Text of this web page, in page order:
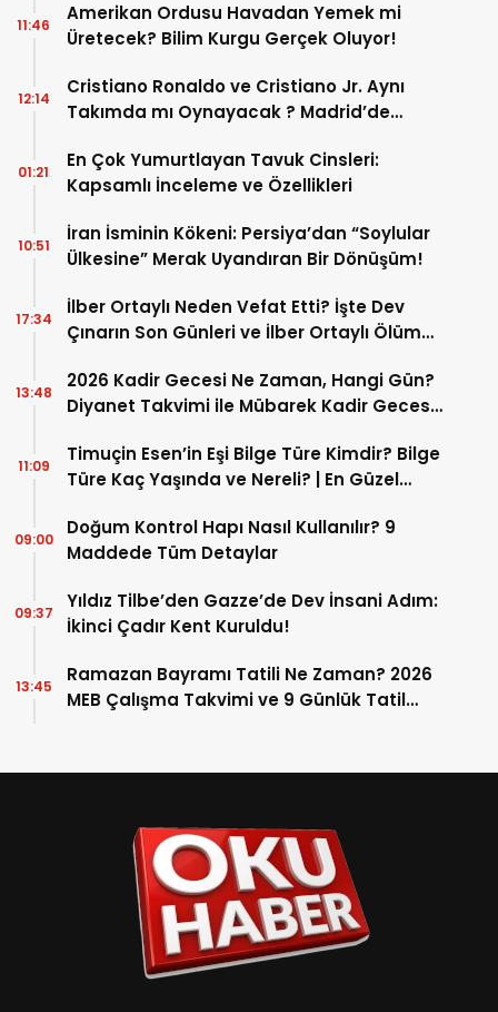
Amerikan Ordusu Havadan Yemek mi
Üretecek? Bilim Kurgu Gerçek Oluyor!
11:46
Cristiano Ronaldo ve Cristiano Jr. Aynı
Takımda mı Oynayacak ? Madrid’de
12:14
En Çok Yumurtlayan Tavuk Cinsleri:
Kapsamlı İnceleme ve Özellikleri
01:21
İran İsminin Kökeni: Persiya’dan “Soylular
Ülkesine” Merak Uyandıran Bir Dönüşüm!
10:51
İlber Ortaylı Neden Vefat Etti? İşte Dev
Çınarın Son Günleri ve İlber Ortaylı Ölüm
17:34
2026 Kadir Gecesi Ne Zaman, Hangi Gün?
Diyanet Takvimi ile Mübarek Kadir Gecesi
13:48
Timuçin Esen’in Eşi Bilge Türe Kimdir? Bilge
Türe Kaç Yaşında ve Nereli? | En Güzel
11:09
Doğum Kontrol Hapı Nasıl Kullanılır? 9
Maddede Tüm Detaylar
09:00
Yıldız Tilbe’den Gazze’de Dev İnsani Adım:
İkinci Çadır Kent Kuruldu!
09:37
Ramazan Bayramı Tatili Ne Zaman? 2026
MEB Çalışma Takvimi ve 9 Günlük Tatil
13:45